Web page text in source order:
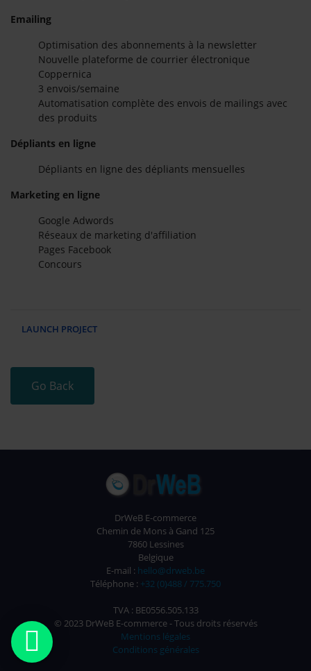
Emailing
Optimisation des abonnements à la newsletter
Nouvelle plateforme de courrier électronique
Coppernica
3 envois/semaine
Automatisation complète des envois de mailings avec
des produits
Dépliants en ligne
Dépliants en ligne des dépliants mensuelles
Marketing en ligne
Google Adwords
Réseaux de marketing d'affiliation
Pages Facebook
Concours
LAUNCH PROJECT
Go Back
DrWeB E-commerce
Chemin de Mons à Gand 125
7860 Lessines
Belgique
E-mail : hello@drweb.be
Téléphone : +32 (0)488 / 775.750
TVA : BE0556.505.133
© 2023 DrWeB E-commerce - Tous droits réservés
Mentions légales
Conditions générales
